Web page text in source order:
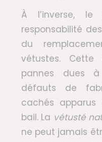
À l’inverse, le
responsabilité
du
vétustes. Cette
pannes dues à
défauts de
cachés
bail. La vétusté
ne peut jamais